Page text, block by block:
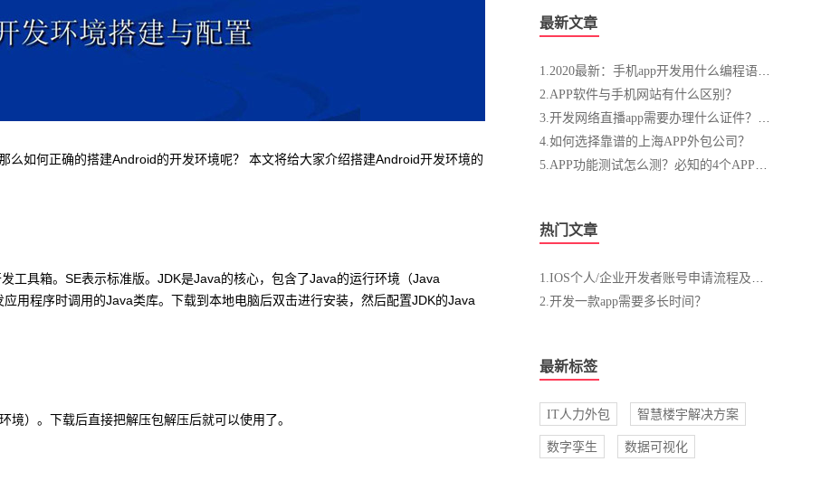
最新文章
2.APP软件与手机网站有什么区别？
4.如何选择靠谱的上海APP外包公司？
热门文章
2.开发一款app需要多长时间？
最新标签
IT人力外包 智慧楼宇解决方案
数字孪生 数据可视化
么如何正确的搭建Android的开发环境呢？ 本文将给大家介绍搭建Android开发环境的
工具箱。SE表示标准版。JDK是Java的核心，包含了Java的运行环境（Java
用程序时调用的Java类库。下载到本地电脑后双击进行安装，然后配置JDK的Java
）。下载后直接把解压包解压后就可以使用了。